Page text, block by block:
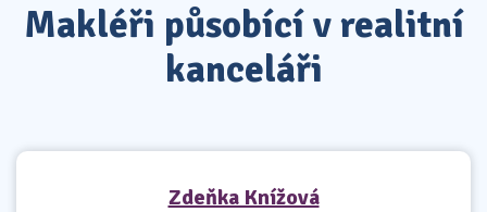
Makléři působící v realitní
kanceláři
Zdeňka Knížová